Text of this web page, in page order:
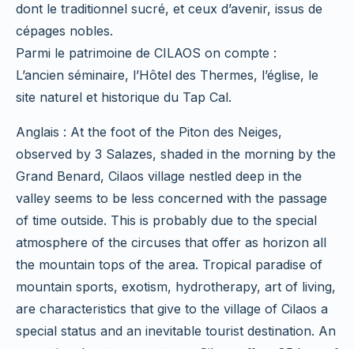
dont le traditionnel sucré, et ceux d’avenir, issus de
cépages nobles.
Parmi le patrimoine de CILAOS on compte :
L’ancien séminaire, l’Hôtel des Thermes, l’église, le
site naturel et historique du Tap Cal.
Anglais : At the foot of the Piton des Neiges,
observed by 3 Salazes, shaded in the morning by the
Grand Benard, Cilaos village nestled deep in the
valley seems to be less concerned with the passage
of time outside. This is probably due to the special
atmosphere of the circuses that offer as horizon all
the mountain tops of the area. Tropical paradise of
mountain sports, exotism, hydrotherapy, art of living,
are characteristics that give to the village of Cilaos a
special status and an inevitable tourist destination. An